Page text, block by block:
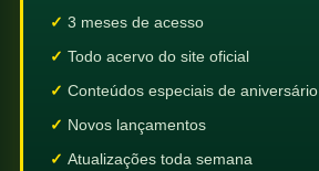
3 meses de acesso
Todo acervo do site oficial
Conteúdos especiais de aniversário
Novos lançamentos
Atualizações toda semana